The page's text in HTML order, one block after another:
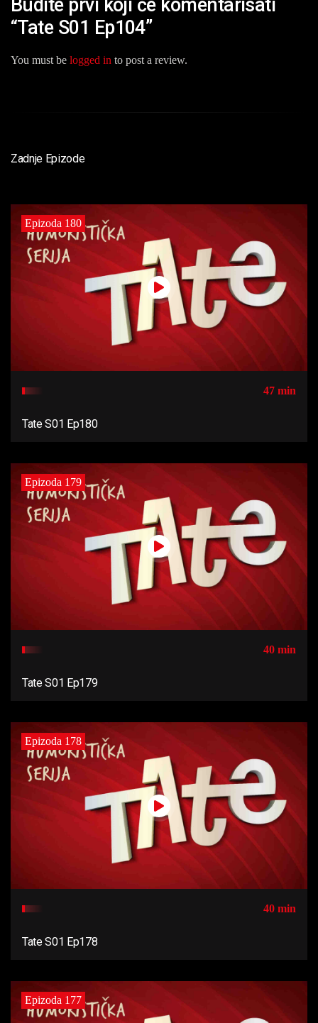
Budite prvi koji će komentarisati
“Tate S01 Ep104”
You must be logged in to post a review.
Zadnje Epizode
Epizoda 180
47 min
Tate S01 Ep180
Epizoda 179
40 min
Tate S01 Ep179
Epizoda 178
40 min
Tate S01 Ep178
Epizoda 177